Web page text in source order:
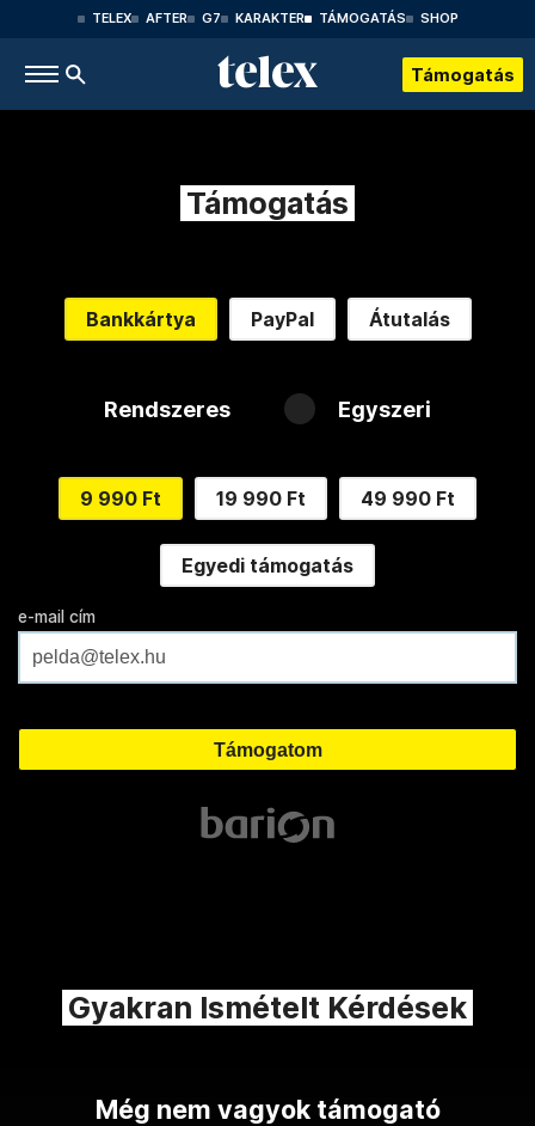
TELEX AFTER G7 KARAKTER TÁMOGATÁS SHOP
Támogatás
Támogatás
Bankkártya PayPal Átutalás
Rendszeres Egyszeri
9 990 Ft 19 990 Ft 49 990 Ft
Egyedi támogatás
e-mail cím
Gyakran Ismételt Kérdések
Még nem vagyok támogató